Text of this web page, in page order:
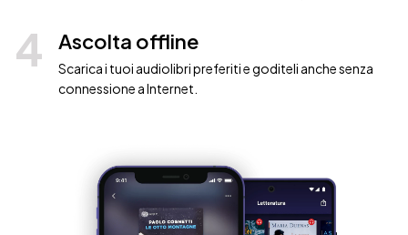
4 Ascolta offline
Scarica i tuoi audiolibri preferiti e goditeli anche senza
connessione a Internet.